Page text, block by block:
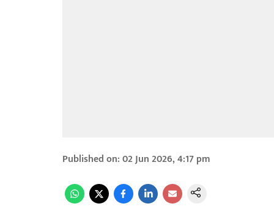
Published on:02 Jun 2026, 4:17 pm